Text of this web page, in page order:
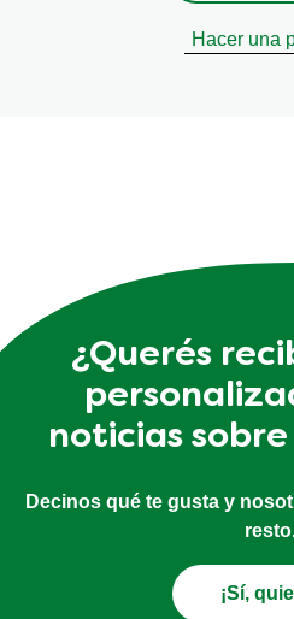
Hacer una
¿Querés
noticias
Decinos qué te gusta y
¡Sí,